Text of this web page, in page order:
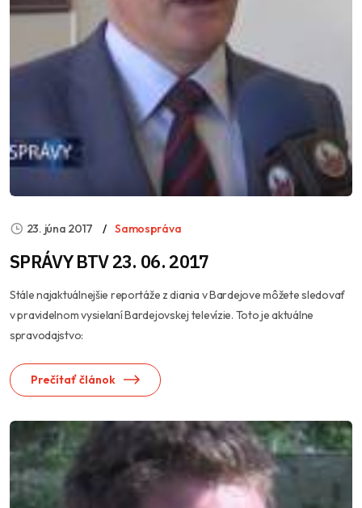
23. júna 2017 Samospráva
SPRÁVY BTV 23. 06. 2017
Stále najaktuálnejšie reportáže z diania v Bardejove môžete sledovať
v pravidelnom vysielaní Bardejovskej televízie. Toto je aktuálne
spravodajstvo:
Prečítať článok